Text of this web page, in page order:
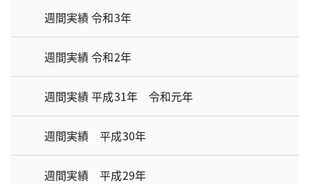
週間実績 令和3年
週間実績 令和2年
週間実績 平成31年 令和元年
週間実績 平成30年
週間実績 平成29年